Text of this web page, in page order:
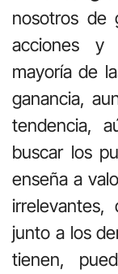
nosotros de
acciones y
mayoría de
ganancia,
tendencia,
buscar los
enseña a
junto a los
tienen,